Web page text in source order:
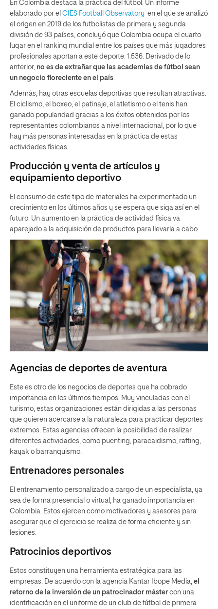
En Colombia destaca la práctica del fútbol. Un informe
elaborado por el CIES Football Observatory en el que se analizó
el origen en 2019 de los futbolistas de primera y segunda
división de 93 países, concluyó que Colombia ocupa el cuarto
lugar en el ranking mundial entre los países que más jugadores
profesionales aportan a este deporte: 1.536. Derivado de lo
anterior, no es de extrañar que las academias de fútbol sean
un negocio floreciente en el país
Además, hay otras escuelas deportivas que resultan atractivas.
El ciclismo, el boxeo, el patinaje, el atletismo o el tenis han
ganado popularidad gracias a los éxitos obtenidos por los
representantes colombianos a nivel internacional, por lo que
hay más personas interesadas en la práctica de estas
actividades físicas.
Producción y venta de artículos y
equipamiento deportivo
El consumo de este tipo de materiales ha experimentado un
crecimiento en los últimos años y se espera que siga así en el
futuro. Un aumento en la práctica de actividad física va
aparejado a la adquisición de productos para llevarla a cabo.
Agencias de deportes de aventura
Este es otro de los negocios de deportes que ha cobrado
importancia en los últimos tiempos. Muy vinculadas con el
turismo, estas organizaciones están dirigidas a las personas
que quieren acercarse a la naturaleza para practicar deportes
extremos. Estas agencias ofrecen la posibilidad de realizar
diferentes actividades, como puenting, paracaidismo, rafting,
kayak o barranquismo.
Entrenadores personales
El entrenamiento personalizado a cargo de un especialista, ya
sea de forma presencial o virtual, ha ganado importancia en
Colombia. Estos ejercen como motivadores y asesores para
asegurar que el ejercicio se realiza de forma eficiente y sin
lesiones.
Patrocinios deportivos
Estos constituyen una herramienta estratégica para las
empresas. De acuerdo con la agencia Kantar Ibope Media, el
retorno de la inversión de un patrocinador máster con una
identificación en el uniforme de un club de fútbol de primera